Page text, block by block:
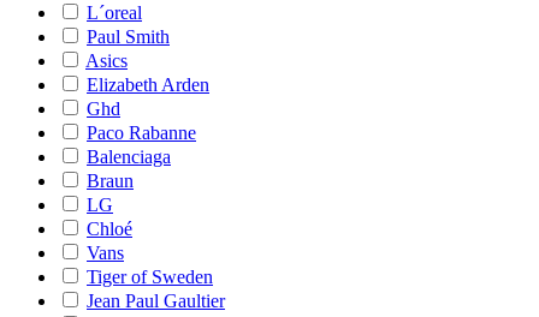
L´oreal
Paul Smith
Asics
Elizabeth Arden
Ghd
Paco Rabanne
Balenciaga
Braun
LG
Chloé
Vans
Tiger of Sweden
Jean Paul Gaultier